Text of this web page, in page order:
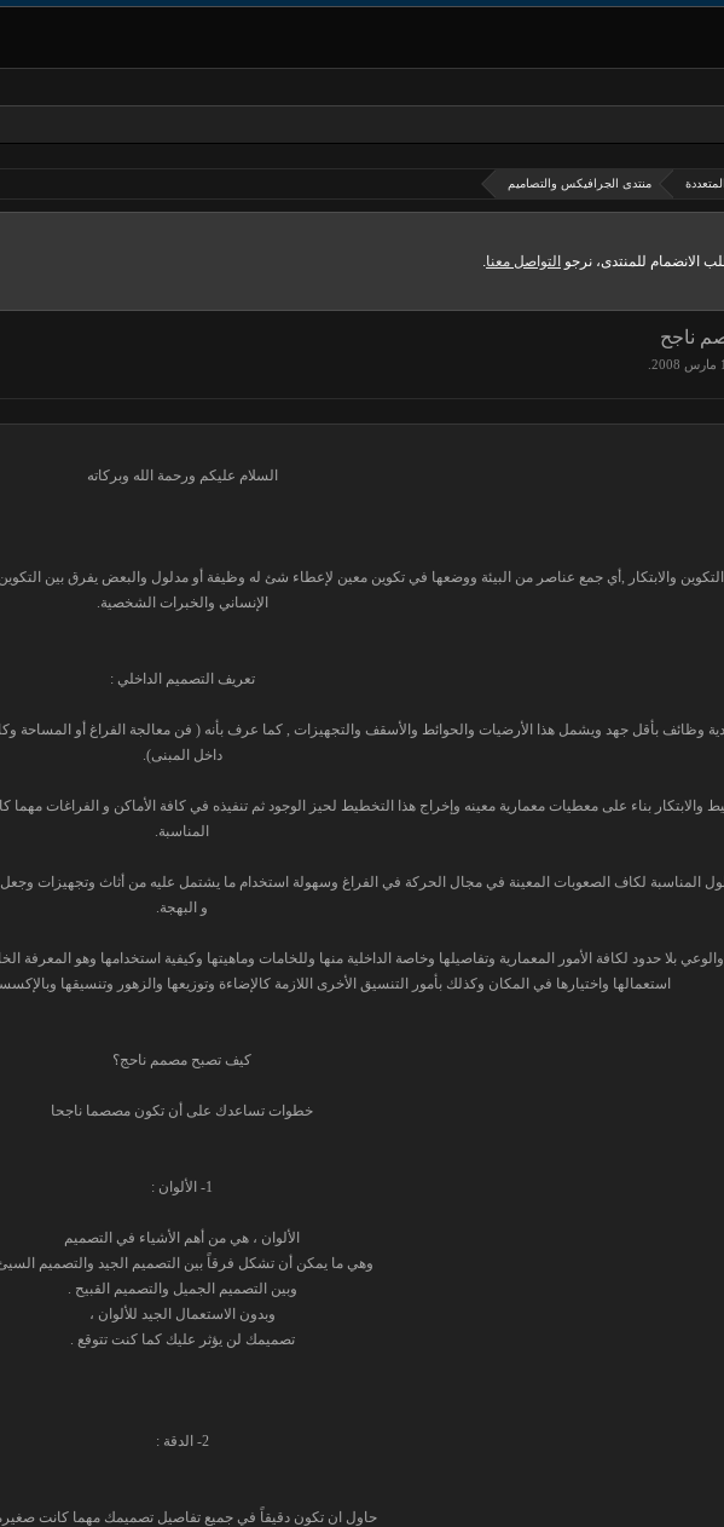
منتدى الجرافيكس والتصاميم
الانضمام للمنتدى، نرجو التواصل معنا.
ناجح
السلام عليكم ورحمة الله وبركاته
التكوين والابتكار ,أي جمع عناصر من البيئة ووضعها في تكوين معين لإعطاء شئ له وظيفة أو مدلول والبعض يفرق بين
الإنساني والخبرات الشخصية.
تعريف التصميم الداخلي :
وظائف بأقل جهد ويشمل هذا الأرضيات والحوائط والأسقف والتجهيزات , كما عرف بأنه ( فن معالجة الفراغ أو
داخل المبنى).
والابتكار بناء على معطيات معمارية معينه وإخراج هذا التخطيط لحيز الوجود ثم تنفيذه في كافة الأماكن و الفراغات مهما
المناسبة.
المناسبة لكاف الصعوبات المعينة في مجال الحركة في الفراغ وسهولة استخدام ما يشتمل عليه من أثاث وتجهيزات وجعل
و البهجة.
بلا حدود لكافة الأمور المعمارية وتفاصيلها وخاصة الداخلية منها وللخامات وماهيتها وكيفية استخدامها وهو
استعمالها واختيارها في المكان وكذلك بأمور التنسيق الأخرى اللازمة كالإضاءة وتوزيعها والزهور وتنسيقها
كيف تصبح مصمم ناحج؟
خطوات تساعدك على أن تكون مصصما ناجحا
1- الألوان :
الألوان ، هي من أهم الأشياء في التصميم
وهي ما يمكن أن تشكل فرقاً بين التصميم الجيد والتصميم
وبين التصميم الجميل والتصميم القبيح .
وبدون الاستعمال الجيد للألوان ،
تصميمك لن يؤثر عليك كما كنت تتوقع .
2- الدقة :
حاول ان تكون دقيقاً في جميع تفاصيل تصميمك مهما كانت